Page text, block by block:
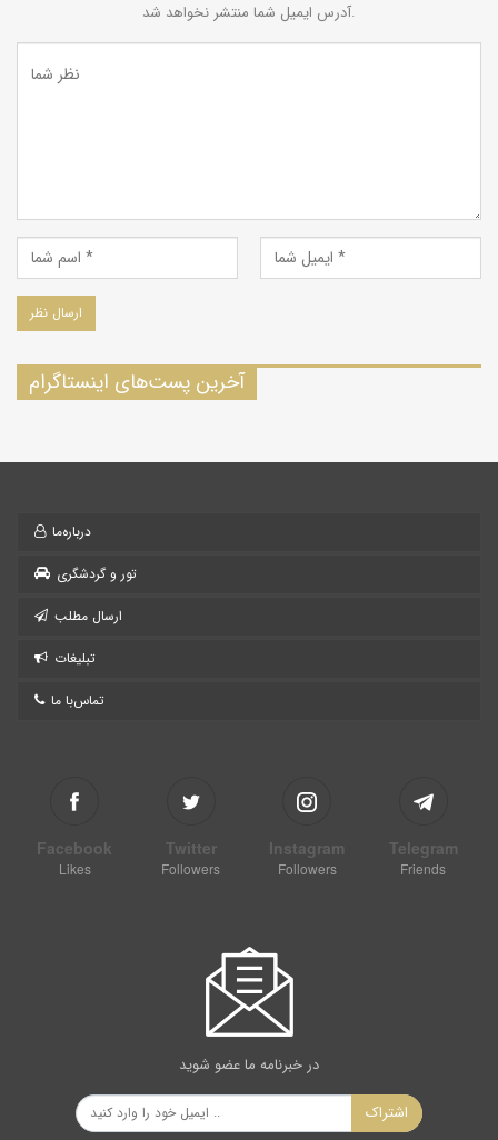
آدرس ایمیل شما منتشر نخواهد شد.
آخرین پست‌های اینستاگرام
درباره‌ما
تور و گردشگری
ارسال مطلب
تبلیغات
تماس‌با ما
Facebook
Likes
Twitter
Followers
Instagram
Followers
Telegram
Friends
در خبرنامه ما عضو شوید
اشتراک